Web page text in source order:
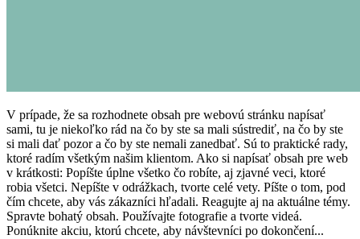
V prípade, že sa rozhodnete obsah pre webovú stránku napísať
sami, tu je niekoľko rád na čo by ste sa mali sústrediť, na čo by ste
si mali dať pozor a čo by ste nemali zanedbať. Sú to praktické rady,
ktoré radím všetkým našim klientom. Ako si napísať obsah pre web
v krátkosti: Popíšte úplne všetko čo robíte, aj zjavné veci, ktoré
robia všetci. Nepíšte v odrážkach, tvorte celé vety. Píšte o tom, pod
čím chcete, aby vás zákazníci hľadali. Reagujte aj na aktuálne témy.
Spravte bohatý obsah. Používajte fotografie a tvorte videá.
Ponúknite akciu, ktorú chcete, aby návštevníci po dokončení...